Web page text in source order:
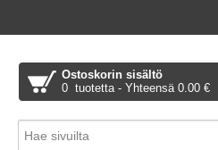
Ostoskorin sisältö
0 tuotetta - Yhteensä 0.00 €